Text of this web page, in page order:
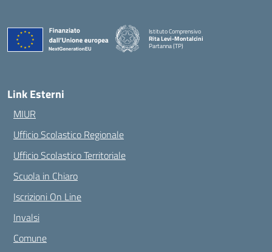
Istituto Comprensivo
Rita Levi-Montalcini
Partanna (TP)
Link Esterni
MIUR
Ufficio Scolastico Regionale
Ufficio Scolastico Territoriale
Scuola in Chiaro
Iscrizioni On Line
Invalsi
Comune